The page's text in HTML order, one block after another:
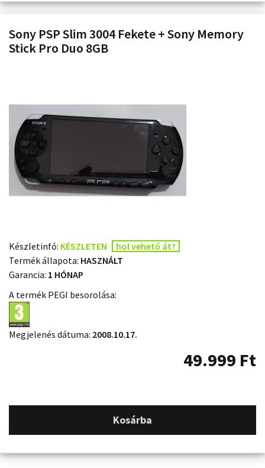
Sony PSP Slim 3004 Fekete + Sony Memory
Stick Pro Duo 8GB
Készletinfó: KÉSZLETEN
hol vehető át?
Termék állapota: HASZNÁLT
Garancia: 1 HÓNAP
A termék PEGI besorolása:
Megjelenés dátuma: 2008.10.17.
49.999 Ft
Kosárba